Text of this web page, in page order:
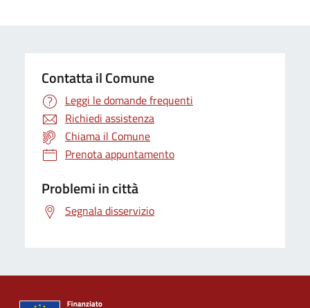
Contatta il Comune
Leggi le domande frequenti
Richiedi assistenza
Chiama il Comune
Prenota appuntamento
Problemi in città
Segnala disservizio